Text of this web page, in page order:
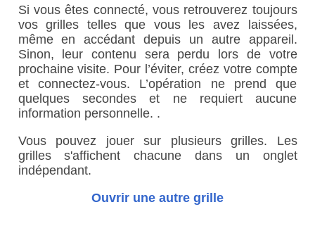
Si vous êtes connecté, vous retrouverez toujours
vos grilles telles que vous les avez laissées,
même en accédant depuis un autre appareil.
Sinon, leur contenu sera perdu lors de votre
prochaine visite. Pour l’éviter, créez votre compte
et connectez-vous. L’opération ne prend que
quelques secondes et ne requiert aucune
information personnelle. .
Vous pouvez jouer sur plusieurs grilles. Les
grilles s'affichent chacune dans un onglet
indépendant.
Ouvrir une autre grille